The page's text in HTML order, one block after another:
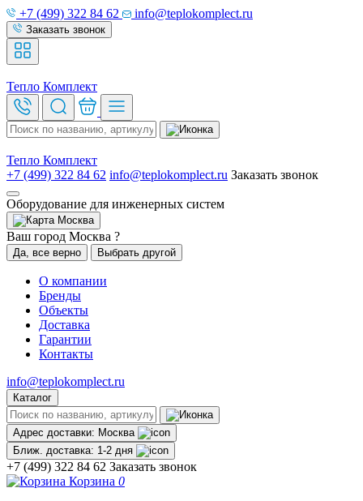
+7 (499) 322 84 62 info@teplokomplect.ru
Заказать звонок
Тепло Комплект
Тепло Комплект
+7 (499) 322 84 62 info@teplokomplect.ru Заказать звонок
Оборудование для инженерных систем
Москва
Ваш город Москва ?
Да, все верно Выбрать другой
О компании
Бренды
Объекты
Доставка
Гарантии
Контакты
info@teplokomplect.ru
Каталог
Адрес доставки: Москва
Ближ. доставка: 1-2 дня
+7 (499) 322 84 62 Заказать звонок
Корзина 0